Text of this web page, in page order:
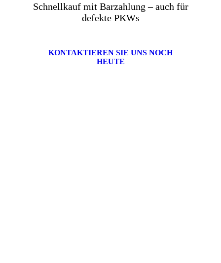
Schnellkauf mit Barzahlung – auch für
defekte PKWs
KONTAKTIEREN SIE UNS NOCH
HEUTE